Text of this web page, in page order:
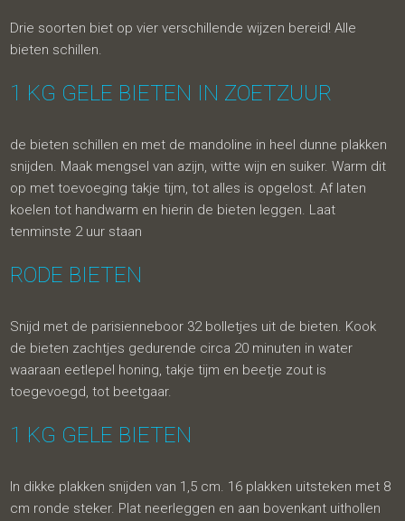
Drie soorten biet op vier verschillende wijzen bereid! Alle
bieten schillen.
1 KG GELE BIETEN IN ZOETZUUR
de bieten schillen en met de mandoline in heel dunne plakken
snijden. Maak mengsel van azijn, witte wijn en suiker. Warm dit
op met toevoeging takje tijm, tot alles is opgelost. Af laten
koelen tot handwarm en hierin de bieten leggen. Laat
tenminste 2 uur staan
RODE BIETEN
Snijd met de parisienneboor 32 bolletjes uit de bieten. Kook
de bieten zachtjes gedurende circa 20 minuten in water
waaraan eetlepel honing, takje tijm en beetje zout is
toegevoegd, tot beetgaar.
1 KG GELE BIETEN
In dikke plakken snijden van 1,5 cm. 16 plakken uitsteken met 8
cm ronde steker. Plat neerleggen en aan bovenkant uithollen